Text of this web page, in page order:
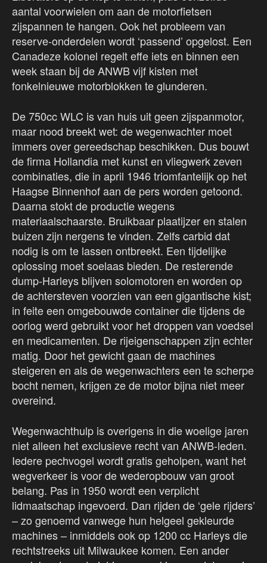
aantal voorwielen om aan de motorfietsen
zijspannen te hangen. Ook het probleem van
reserve-onderdelen wordt ‘passend’ opgelost. Een
Canadeze kolonel regelt effe iets en binnen een
week staan bij de ANWB vijf kisten met
fonkelnieuwe motorblokken te glunderen.
De 750cc WLC is van huis uit geen zijspanmotor,
maar nood breekt wet: de wegenwachter moet
immers over gereedschap beschikken. Dus bouwt
de firma Hollandia met kunst en vliegwerk zeven
combinaties, die in april 1946 triomfantelijk op het
Haagse Binnenhof aan de pers worden getoond.
Daarna stokt de productie wegens
materiaalschaarste. Bruikbaar plaatijzer en stalen
buizen zijn nergens te vinden. Zelfs carbid dat
nodig is om te lassen ontbreekt. Een tijdelijke
oplossing moet soelaas bieden. De resterende
dump-Harleys blijven solomotoren en worden op
de achtersteven voorzien van een gigantische kist;
in feite een omgebouwde container die tijdens de
oorlog werd gebruikt voor het droppen van voedsel
en medicamenten. De rijeigenschappen zijn echter
matig. Door het gewicht gaan de machines
steigeren en als de wegenwachters een te scherpe
bocht nemen, krijgen ze de motor bijna niet meer
overeind.
Wegenwachthulp is overigens in die woelige jaren
niet alleen het exclusieve recht van ANWB-leden.
Iedere pechvogel wordt gratis geholpen, want het
wegverkeer is voor de wederopbouw van groot
belang. Pas in 1950 wordt een verplicht
lidmaatschap ingevoerd. Dan rijden de ‘gele rijders’
– zo genoemd vanwege hun helgeel gekleurde
machines – inmiddels ook op 1200 cc Harleys die
rechtstreeks uit Milwaukee komen. Een ander